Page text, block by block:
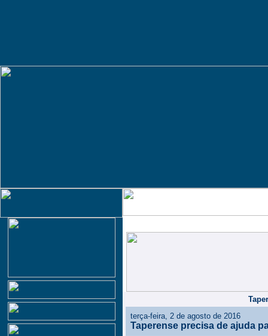
terça-feira, 2 de agosto de 2016
Taperense precisa de ajuda